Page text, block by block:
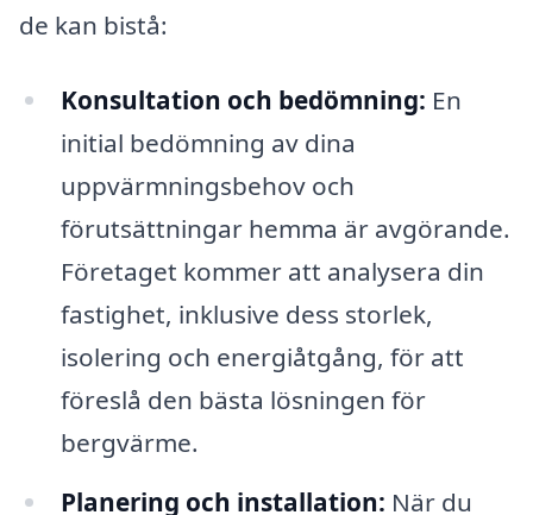
de kan bistå:
Konsultation och bedömning: En
initial bedömning av dina
uppvärmningsbehov och
förutsättningar hemma är avgörande.
Företaget kommer att analysera din
fastighet, inklusive dess storlek,
isolering och energiåtgång, för att
föreslå den bästa lösningen för
bergvärme.
Planering och installation: När du